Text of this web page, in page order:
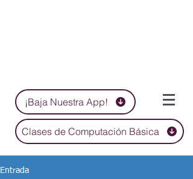
¡Baja Nuestra App!
Clases de Computación Básica
Entrada